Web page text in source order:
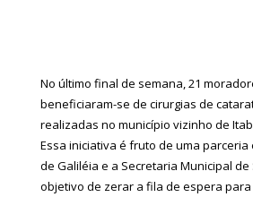
No último final de semana, 21
beneficiaram-se de cirurgias de
realizadas no município vizinho de
Essa iniciativa é fruto de uma
de Galiléia e a Secretaria Municipal de
objetivo de zerar a fila de espera